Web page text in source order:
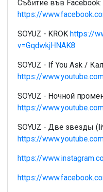
Събитие във Facebook:
https://
SOYUZ - KROK https://
v=GqdwkjHNAK8
SOYUZ - If You Ask /
https://
SOYUZ - Ночной
https://
SOYUZ - Две звезды
https://
https://
https://